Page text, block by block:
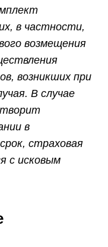
в частности,
возмещения
возникших при
В случае
в
страховая
с исковым